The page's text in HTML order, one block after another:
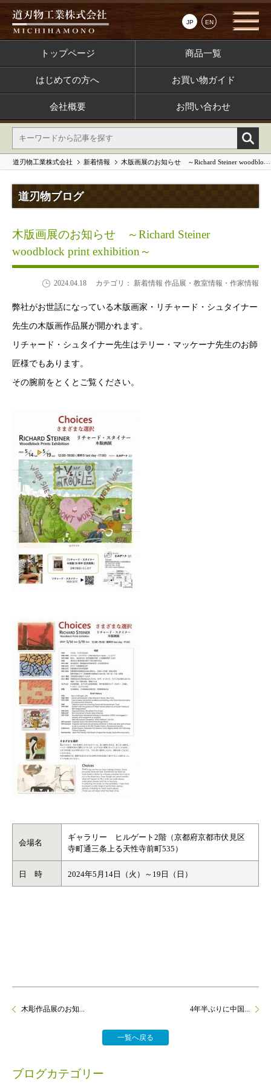
JP EN
トップページ 商品一覧
はじめての方へ お買い物ガイド
会社概要 お問い合わせ
道刃物工業株式会社 新着情報 木版画展のお知らせ ～Richard Steiner woodblock print exhibition～
道刃物ブログ
木版画展のお知らせ ～Richard Steiner
woodblock print exhibition～
2024.04.18 カテゴリ： 新着情報 作品展・教室情報・作家情報
弊社がお世話になっている木版画家・リチャード・シュタイナー
先生の木版画作品展が開かれます。
リチャード・シュタイナー先生はテリー・マッケーナ先生のお師
匠様でもあります。
その腕前をとくとご覧ください。
会場名
ギャラリー ヒルゲート2階（京都府京都市伏見区
寺町通三条上る天性寺前町535）
日 時 2024年5月14日（火）～19日（日）
木彫作品展のお知...
一覧へ戻る
4年半ぶりに中国...
ブログカテゴリー